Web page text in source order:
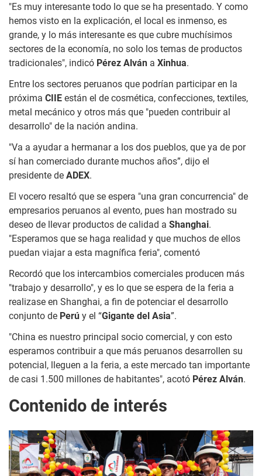
"Es muy interesante todo lo que se ha presentado. Y como
hemos visto en la explicación, el local es inmenso, es
grande, y lo más interesante es que cubre muchísimos
sectores de la economía, no solo los temas de productos
tradicionales", indicó Pérez Alván a Xinhua.
Entre los sectores peruanos que podrían participar en la
próxima CIIE están el de cosmética, confecciones, textiles,
metal mecánico y otros más que "pueden contribuir al
desarrollo" de la nación andina.
"Va a ayudar a hermanar a los dos pueblos, que ya de por
sí han comerciado durante muchos años”, dijo el
presidente de ADEX.
El vocero resaltó que se espera "una gran concurrencia" de
empresarios peruanos al evento, pues han mostrado su
deseo de llevar productos de calidad a Shanghai.
"Esperamos que se haga realidad y que muchos de ellos
puedan viajar a esta magnífica feria", comentó
Recordó que los intercambios comerciales producen más
"trabajo y desarrollo", y es lo que se espera de la feria a
realizase en Shanghai, a fin de potenciar el desarrollo
conjunto de Perú y el “Gigante del Asia”.
"China es nuestro principal socio comercial, y con esto
esperamos contribuir a que más peruanos desarrollen su
potencial, lleguen a la feria, a este mercado tan importante
de casi 1.500 millones de habitantes", acotó Pérez Alván.
Contenido de interés